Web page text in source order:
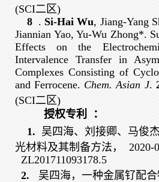
(SCI二区)
8 . Si-Hai Wu, Jiang-Yang
Jiannian Yao, Yu-Wu Zhong*.
Effects on the
Intervalence Transfer in
Complexes Consisting of
and Ferrocene. Chem. Asian J.
(SCI二区)
授权专利
：
1. 吴四海、刘接卿、马俊
光材料及其制备方法，
2020-
ZL201711093178.5
2.
吴四海，一种金属钌配